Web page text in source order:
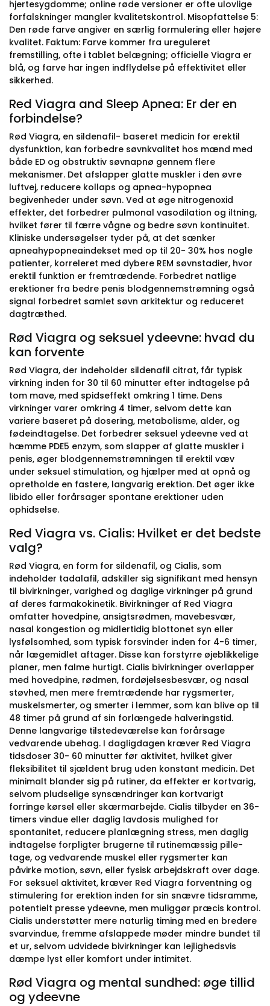
hjertesygdomme; online røde versioner er ofte ulovlige
forfalskninger mangler kvalitetskontrol. Misopfattelse 5:
Den røde farve angiver en særlig formulering eller højere
kvalitet. Faktum: Farve kommer fra ureguleret
fremstilling, ofte i tablet belægning; officielle Viagra er
blå, og farve har ingen indflydelse på effektivitet eller
sikkerhed.
Red Viagra and Sleep Apnea: Er der en
forbindelse?
Rød Viagra, en sildenafil- baseret medicin for erektil
dysfunktion, kan forbedre søvnkvalitet hos mænd med
både ED og obstruktiv søvnapnø gennem flere
mekanismer. Det afslapper glatte muskler i den øvre
luftvej, reducere kollaps og apnea-hypopnea
begivenheder under søvn. Ved at øge nitrogenoxid
effekter, det forbedrer pulmonal vasodilation og iltning,
hvilket fører til færre vågne og bedre søvn kontinuitet.
Kliniske undersøgelser tyder på, at det sænker
apneahypopneaindekset med op til 20- 30% hos nogle
patienter, korreleret med dybere REM søvnstadier, hvor
erektil funktion er fremtrædende. Forbedret natlige
erektioner fra bedre penis blodgennemstrømning også
signal forbedret samlet søvn arkitektur og reduceret
dagtræthed.
Rød Viagra og seksuel ydeevne: hvad du
kan forvente
Rød Viagra, der indeholder sildenafil citrat, får typisk
virkning inden for 30 til 60 minutter efter indtagelse på
tom mave, med spidseffekt omkring 1 time. Dens
virkninger varer omkring 4 timer, selvom dette kan
variere baseret på dosering, metabolisme, alder, og
fødeindtagelse. Det forbedrer seksuel ydeevne ved at
hæmme PDE5 enzym, som slapper af glatte muskler i
penis, øger blodgennemstrømningen til erektil væv
under seksuel stimulation, og hjælper med at opnå og
opretholde en fastere, langvarig erektion. Det øger ikke
libido eller forårsager spontane erektioner uden
ophidselse.
Red Viagra vs. Cialis: Hvilket er det bedste
valg?
Rød Viagra, en form for sildenafil, og Cialis, som
indeholder tadalafil, adskiller sig signifikant med hensyn
til bivirkninger, varighed og daglige virkninger på grund
af deres farmakokinetik. Bivirkninger af Red Viagra
omfatter hovedpine, ansigtsrødmen, mavebesvær,
nasal kongestion og midlertidig blottonet syn eller
lysfølsomhed, som typisk forsvinder inden for 4-6 timer,
når lægemidlet aftager. Disse kan forstyrre øjeblikkelige
planer, men falme hurtigt. Cialis bivirkninger overlapper
med hovedpine, rødmen, fordøjelsesbesvær, og nasal
støvhed, men mere fremtrædende har rygsmerter,
muskelsmerter, og smerter i lemmer, som kan blive op til
48 timer på grund af sin forlængede halveringstid.
Denne langvarige tilstedeværelse kan forårsage
vedvarende ubehag. I dagligdagen kræver Red Viagra
tidsdoser 30- 60 minutter før aktivitet, hvilket giver
fleksibilitet til sjældent brug uden konstant medicin. Det
minimalt blander sig på rutiner, da effekter er kortvarig,
selvom pludselige synsændringer kan kortvarigt
forringe kørsel eller skærmarbejde. Cialis tilbyder en 36-
timers vindue eller daglig lavdosis mulighed for
spontanitet, reducere planlægning stress, men daglig
indtagelse forpligter brugerne til rutinemæssig pille-
tage, og vedvarende muskel eller rygsmerter kan
påvirke motion, søvn, eller fysisk arbejdskraft over dage.
For seksuel aktivitet, kræver Red Viagra forventning og
stimulering for erektion inden for sin snævre tidsramme,
potentielt presse ydeevne, men muliggør præcis kontrol.
Cialis understøtter mere naturlig timing med en bredere
svarvindue, fremme afslappede møder mindre bundet til
et ur, selvom udvidede bivirkninger kan lejlighedsvis
dæmpe lyst eller komfort under intimitet.
Rød Viagra og mental sundhed: øge tillid
og ydeevne